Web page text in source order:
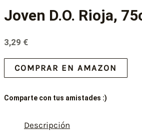
Joven D.O. Rioja,
3,29 €
COMPRAR EN AMAZON
Comparte con tus amistades :)
Descripción